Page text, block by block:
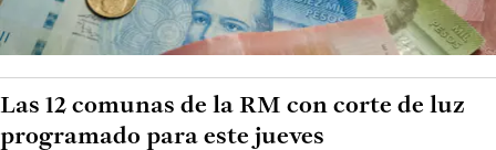
Las 12 comunas de la RM con corte de luz
programado para este jueves